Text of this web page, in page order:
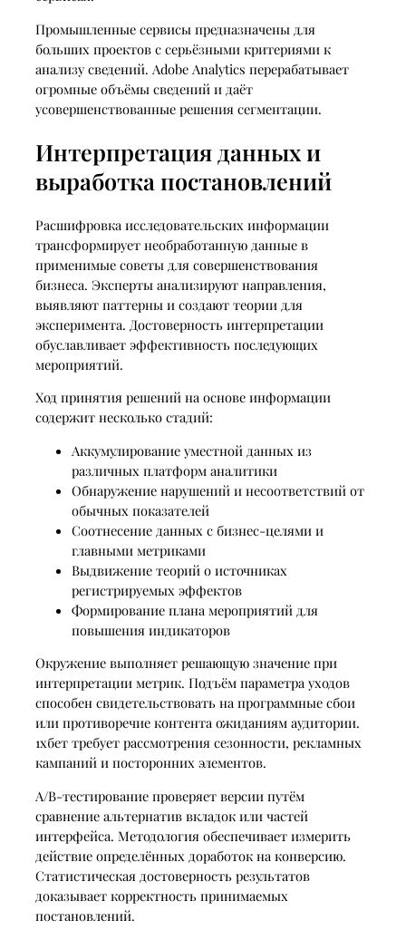
Промышленные сервисы предназначены для
больших проектов с серьёзными критериями к
анализу сведений. Adobe Analytics перерабатывает
огромные объёмы сведений и даёт
усовершенствованные решения сегментации.
Интерпретация данных и
выработка постановлений
Расшифровка исследовательских информации
трансформирует необработанную данные в
применимые советы для совершенствования
бизнеса. Эксперты анализируют направления,
выявляют паттерны и создают теории для
эксперимента. Достоверность интерпретации
обуславливает эффективность последующих
мероприятий.
Ход принятия решений на основе информации
содержит несколько стадий:
Аккумулирование уместной данных из
различных платформ аналитики
Обнаружение нарушений и несоответствий от
обычных показателей
Соотнесение данных с бизнес-целями и
главными метриками
Выдвижение теорий о источниках
регистрируемых эффектов
Формирование плана мероприятий для
повышения индикаторов
Окружение выполняет решающую значение при
интерпретации метрик. Подъём параметра уходов
способен свидетельствовать на программные сбои
или противоречие контента ожиданиям аудитории.
1хбет требует рассмотрения сезонности, рекламных
кампаний и посторонних элементов.
A/B-тестирование проверяет версии путём
сравнение альтернатив вкладок или частей
интерфейса. Методология обеспечивает измерить
действие определённых доработок на конверсию.
Статистическая достоверность результатов
доказывает корректность принимаемых
постановлений.